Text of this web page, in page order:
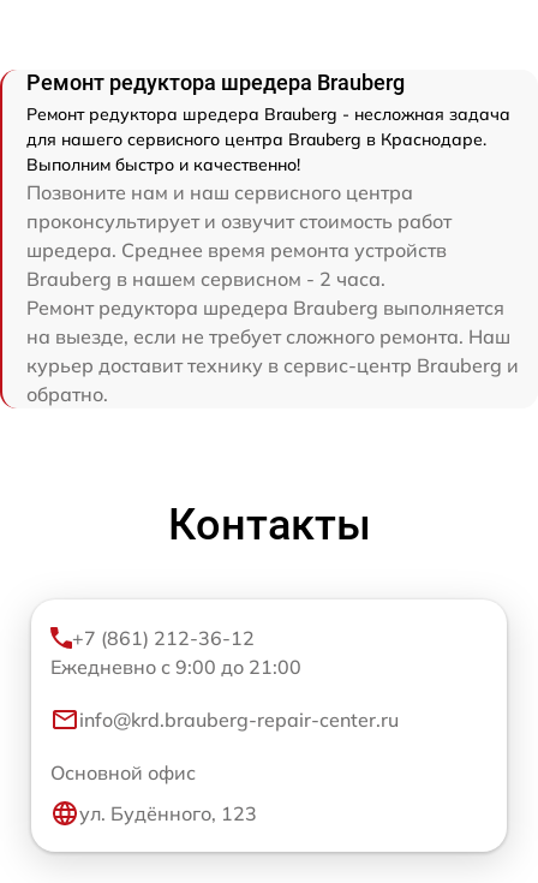
Ремонт редуктора шредера Brauberg
Ремонт редуктора шредера Brauberg - несложная задача
для нашего сервисного центра Brauberg в Краснодаре.
Выполним быстро и качественно!
Позвоните нам и наш сервисного центра
проконсультирует и озвучит стоимость работ
шредера. Среднее время ремонта устройств
Brauberg в нашем сервисном - 2 часа.
Ремонт редуктора шредера Brauberg выполняется
на выезде, если не требует сложного ремонта. Наш
курьер доставит технику в сервис-центр Brauberg и
обратно.
Контакты
+7 (861) 212-36-12
Ежедневно с 9:00 до 21:00
info@krd.brauberg-repair-center.ru
Основной офис
ул. Будённого, 123